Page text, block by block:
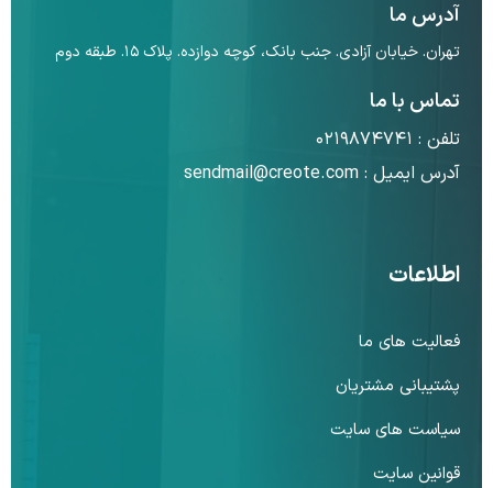
آدرس ما
تهران. خیابان آزادی. جنب بانک، کوچه دوازده. پلاک ۱۵. طبقه دوم
تماس با ما
تلفن : ۰۲۱۹۸۷۴۷۴۱
آدرس ایمیل : sendmail@creote.com
اطلاعات
فعالیت های ما
پشتیبانی مشتریان
سیاست های سایت
قوانین سایت